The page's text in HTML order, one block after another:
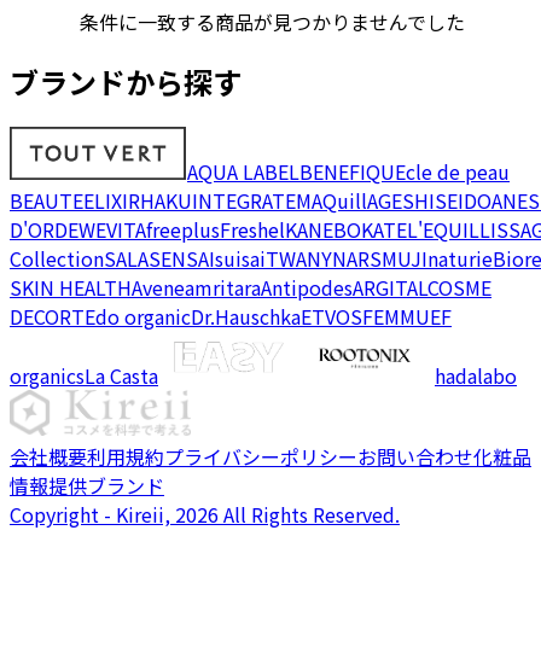
条件に一致する商品が見つかりませんでした
ブランドから探す
AQUA LABELBENEFIQUEcle de peau
BEAUTEELIXIRHAKUINTEGRATEMAQuillAGESHISEIDO
D'ORDEWEVITAfreeplusFreshelKANEBOKATEL'EQUIL
CollectionSALASENSAIsuisaiTWANYNARSMUJInaturieBiore
SKIN HEALTHAveneamritaraAntipodesARGITALCOSME
DECORTEdo organicDr.HauschkaETVOSFEMMUEF
organicsLa Casta hadalabo
会社概要利用規約プライバシーポリシーお問い合わせ化粧品
情報提供ブランド
Copyright - Kireii, 2026 All Rights Reserved.